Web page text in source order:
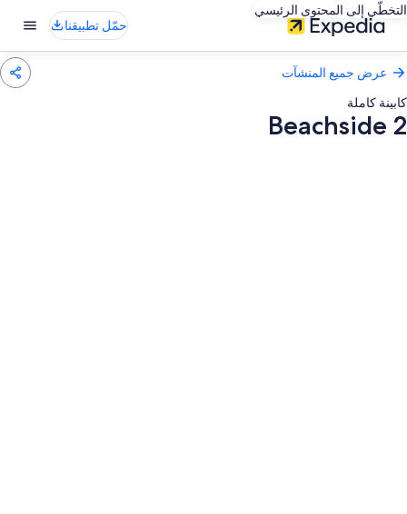
التخطّي إلى المحتوى الرئيسي
حمّل تطبيقنا
عرض جميع المنشآت
كابينة كاملة
Beachside 2